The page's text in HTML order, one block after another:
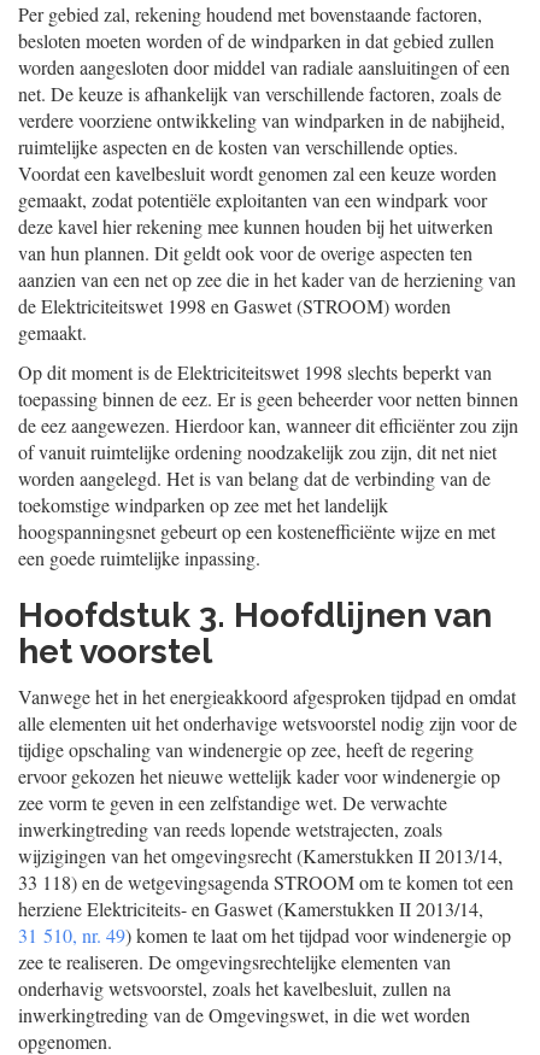
Per gebied zal, rekening houdend met bovenstaande factoren,
besloten moeten worden of de windparken in dat gebied zullen
worden aangesloten door middel van radiale aansluitingen of een
net. De keuze is afhankelijk van verschillende factoren, zoals de
verdere voorziene ontwikkeling van windparken in de nabijheid,
ruimtelijke aspecten en de kosten van verschillende opties.
Voordat een kavelbesluit wordt genomen zal een keuze worden
gemaakt, zodat potentiële exploitanten van een windpark voor
deze kavel hier rekening mee kunnen houden bij het uitwerken
van hun plannen. Dit geldt ook voor de overige aspecten ten
aanzien van een net op zee die in het kader van de herziening van
de Elektriciteitswet 1998 en Gaswet (STROOM) worden
gemaakt.
Op dit moment is de Elektriciteitswet 1998 slechts beperkt van
toepassing binnen de eez. Er is geen beheerder voor netten binnen
de eez aangewezen. Hierdoor kan, wanneer dit efficiënter zou zijn
of vanuit ruimtelijke ordening noodzakelijk zou zijn, dit net niet
worden aangelegd. Het is van belang dat de verbinding van de
toekomstige windparken op zee met het landelijk
hoogspanningsnet gebeurt op een kostenefficiënte wijze en met
een goede ruimtelijke inpassing.
Hoofdstuk 3. Hoofdlijnen van
het voorstel
Vanwege het in het energieakkoord afgesproken tijdpad en omdat
alle elementen uit het onderhavige wetsvoorstel nodig zijn voor de
tijdige opschaling van windenergie op zee, heeft de regering
ervoor gekozen het nieuwe wettelijk kader voor windenergie op
zee vorm te geven in een zelfstandige wet. De verwachte
inwerkingtreding van reeds lopende wetstrajecten, zoals
wijzigingen van het omgevingsrecht (Kamerstukken II 2013/14,
33 118) en de wetgevingsagenda STROOM om te komen tot een
herziene Elektriciteits- en Gaswet (Kamerstukken II 2013/14,
31 510, nr. 49) komen te laat om het tijdpad voor windenergie op
zee te realiseren. De omgevingsrechtelijke elementen van
onderhavig wetsvoorstel, zoals het kavelbesluit, zullen na
inwerkingtreding van de Omgevingswet, in die wet worden
opgenomen.